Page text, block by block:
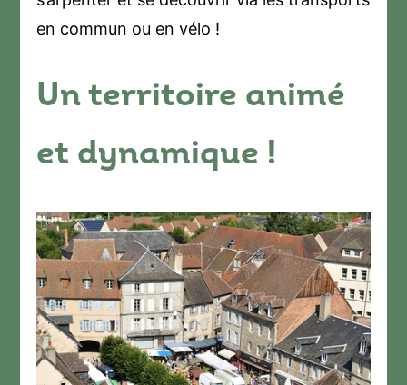
en commun ou en vélo !
Un territoire animé
et dynamique !